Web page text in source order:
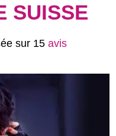
SUISSE
sur 15 avis